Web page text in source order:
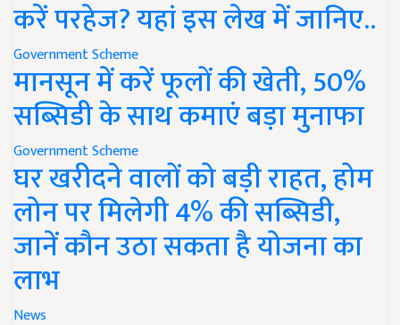
करें परहेज? यहां इस लेख में जानिए..
Government Scheme
मानसून में करें फूलों की खेती, 50%
सब्सिडी के साथ कमाएं बड़ा मुनाफा
Government Scheme
घर खरीदने वालों को बड़ी राहत, होम
लोन पर मिलेगी 4% की सब्सिडी,
जानें कौन उठा सकता है योजना का
लाभ
News